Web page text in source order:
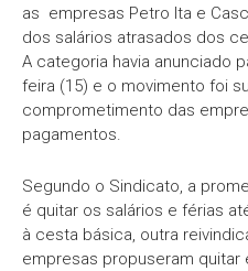
as empresas Petro Ita e
dos salários atrasados dos
A categoria havia anunciado
feira (15) e o movimento foi
comprometimento das
pagamentos.
Segundo o Sindicato, a
é quitar os salários e férias
à cesta básica, outra
empresas propuseram